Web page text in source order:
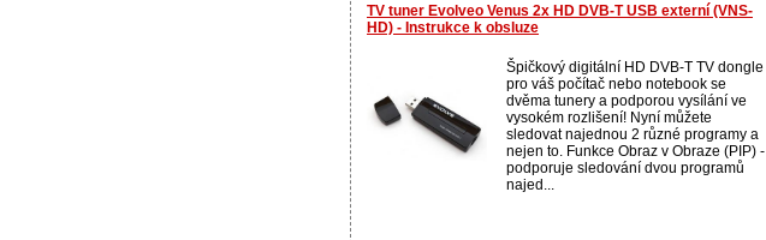
TV tuner Evolveo Venus 2x HD DVB-T USB externí (VNS-
HD) - Instrukce k obsluze
Špičkový digitální HD DVB-T TV dongle
pro váš počítač nebo notebook se
dvěma tunery a podporou vysílání ve
vysokém rozlišení! Nyní můžete
sledovat najednou 2 různé programy a
nejen to. Funkce Obraz v Obraze (PIP) -
podporuje sledování dvou programů
najed...